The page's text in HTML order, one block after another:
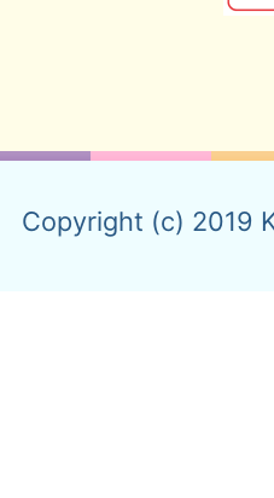
Copyright (c) 2019